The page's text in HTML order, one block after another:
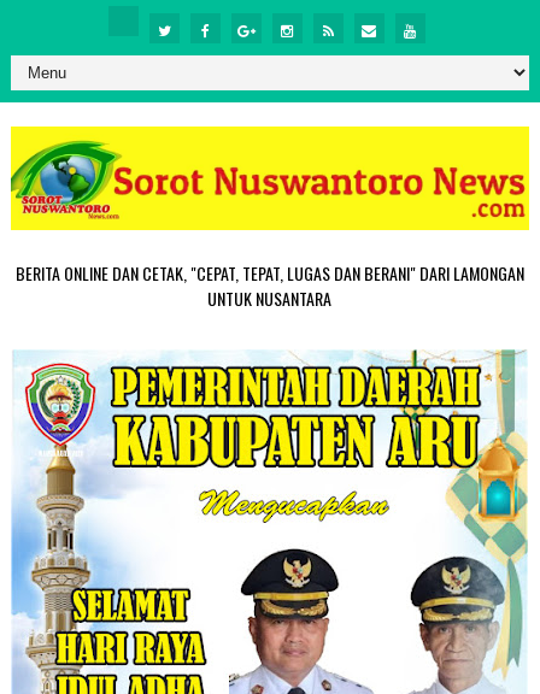
BERITA ONLINE DAN CETAK, "CEPAT, TEPAT, LUGAS DAN BERANI" DARI LAMONGAN
UNTUK NUSANTARA